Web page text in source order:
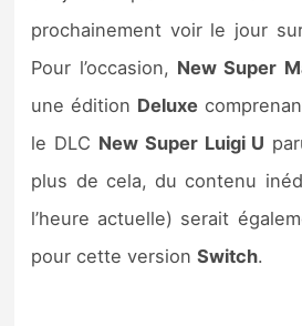
prochainement voir le jour
Pour l’occasion, New Super
une édition Deluxe
le DLC New Super Luigi U
plus de cela, du contenu
l’heure actuelle) serait
pour cette versionSwitch.